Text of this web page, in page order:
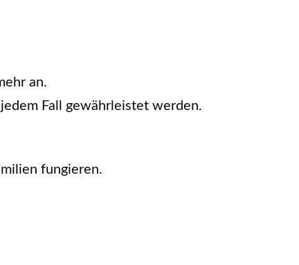
an.
Fall gewährleistet werden.
fungieren.